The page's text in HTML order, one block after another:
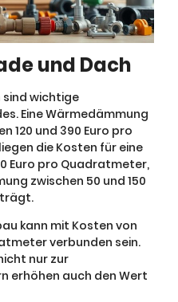
und Dach
sind wichtige
Eine Wärmedämmung
120 und 390 Euro pro
die Kosten für eine
Euro pro Quadratmeter,
zwischen 50 und 150
kann mit Kosten von
verbunden sein.
nur zur
erhöhen auch den Wert